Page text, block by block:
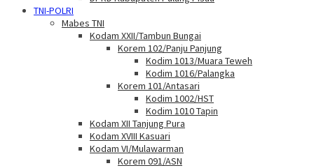
TNI-POLRI
Mabes TNI
Kodam XXII/Tambun Bungai
Korem 102/Panju Panjung
Kodim 1013/Muara Teweh
Kodim 1016/Palangka
Korem 101/Antasari
Kodim 1002/HST
Kodim 1010 Tapin
Kodam XII Tanjung Pura
Kodam XVIII Kasuari
Kodam VI/Mulawarman
Korem 091/ASN